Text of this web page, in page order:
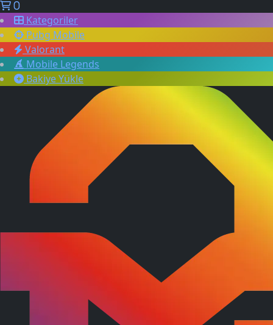
0
Kategoriler
Pubg Mobile
Valorant
Mobile Legends
Bakiye Yükle